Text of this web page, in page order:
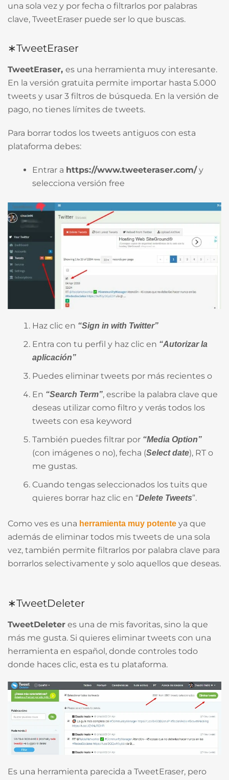
una sola vez y por fecha o filtrarlos por palabras
clave, TweetEraser puede ser lo que buscas.
∗TweetEraser
TweetEraser, es una herramienta muy interesante.
En la versión gratuita permite importar hasta 5.000
tweets y usar 3 filtros de búsqueda. En la versión de
pago, no tienes límites de tweets.
Para borrar todos los tweets antiguos con esta
plataforma debes:
Entrar a https://www.tweeteraser.com/y
selecciona versión free
Haz clic en “Sign in with Twitter”
Entra con tu perfil y haz clic en “Autorizar la
aplicación”
Puedes eliminar tweets por más recientes o
En “Search Term”, escribe la palabra clave que
deseas utilizar como filtro y verás todos los
tweets con esa keyword
También puedes filtrar por “Media Option”
(con imágenes o no), fecha (Select date), RT o
me gustas.
Cuando tengas seleccionados los tuits que
quieres borrar haz clic en “Delete Tweets”.
Como ves es una herramienta muy potente ya que
además de eliminar todos mis tweets de una sola
vez, también permite filtrarlos por palabra clave para
borrarlos selectivamente y solo aquellos que deseas.
∗TweetDeleter
TweetDeleter es una de mis favoritas, sino la que
más me gusta. Si quieres eliminar tweets con una
herramienta en español, donde controles todo
donde haces clic, esta es tu plataforma.
Es una herramienta parecida a TweetEraser, pero